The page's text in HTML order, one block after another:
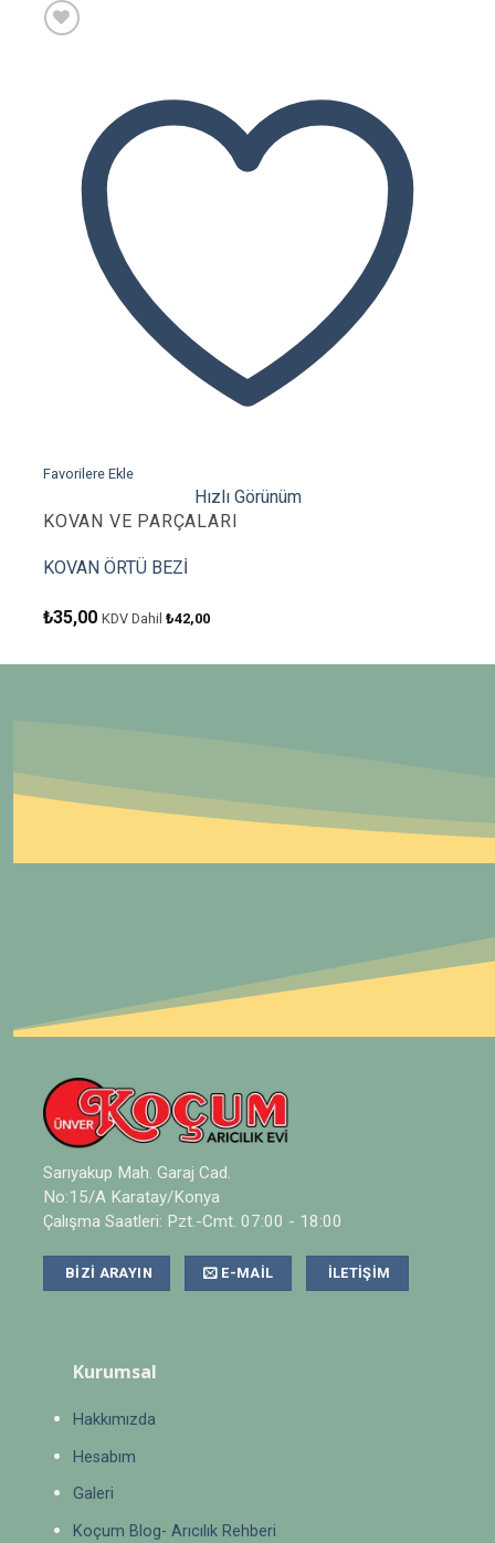
Favorilere Ekle
Hızlı Görünüm
KOVAN VE PARÇALARI
KOVAN ÖRTÜ BEZİ
₺35,00 KDV Dahil ₺42,00
Sarıyakup Mah. Garaj Cad.
No:15/A Karatay/Konya
Çalışma Saatleri: Pzt.-Cmt. 07:00 - 18:00
BIZI ARAYIN E-MAIL İLETIŞIM
Kurumsal
Hakkımızda
Hesabım
Galeri
Koçum Blog- Arıcılık Rehberi